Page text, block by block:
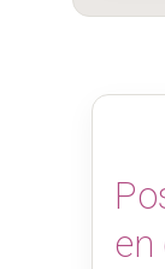
en